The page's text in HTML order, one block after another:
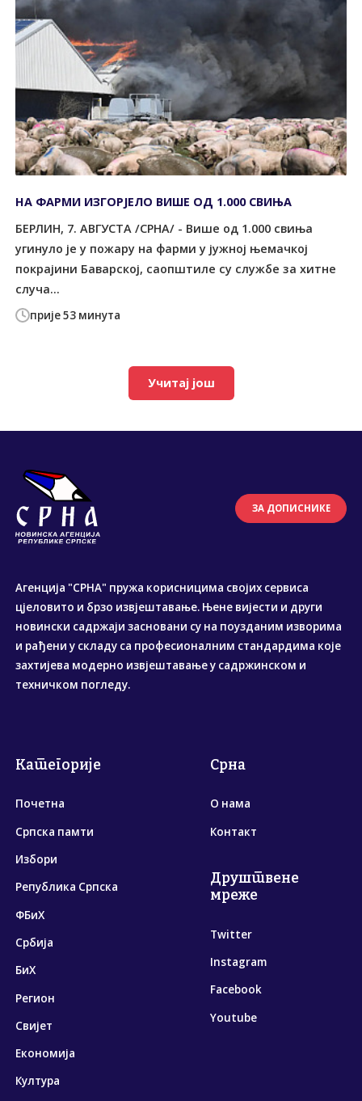
прије 53 минута
НА ФАРМИ ИЗГОРЈЕЛО ВИШЕ ОД 1.000 СВИЊА
БЕРЛИН, 7. АВГУСТА /СРНА/ - Више од 1.000 свиња
угинуло је у пожару на фарми у јужној њемачкој
покрајини Баварској, саопштиле су службе за хитне
случа...
Учитај још
ЗА ДОПИСНИКЕ
Агенција "СРНА" пружа корисницима својих сервиса
цјеловито и брзо извјештавање. Њене вијести и други
новински садржаји засновани су на поузданим изворима
и рађени у складу са професионалним стандардима које
захтијева модерно извјештавање у садржинском и
техничком погледу.
Категорије
Почетна
Српска памти
Избори
Република Српска
ФБиХ
Србија
БиХ
Регион
Свијет
Економија
Култура
Срна
О нама
Контакт
Друштвене
мреже
Twitter
Instagram
Facebook
Youtube